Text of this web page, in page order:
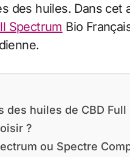
des huiles. Dans
Spectrum Bio
des huiles de CBD
?
ou Spectre